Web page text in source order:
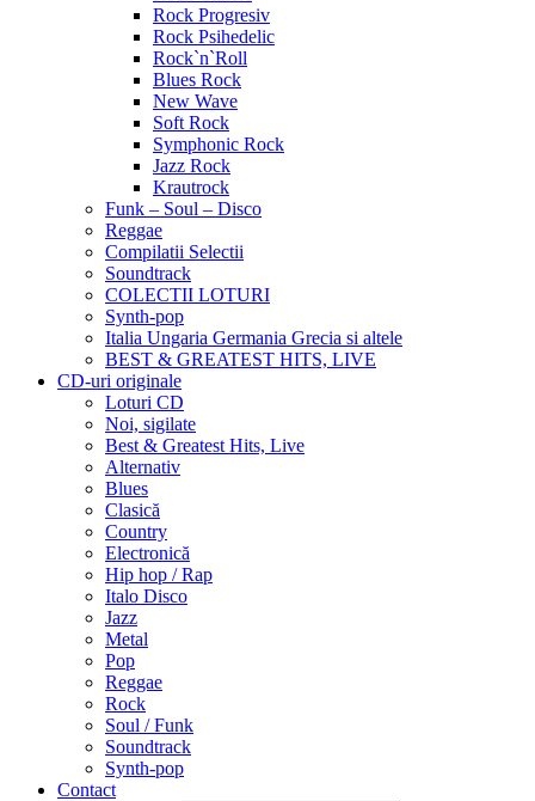
Rock Progresiv
Rock Psihedelic
Rock`n`Roll
Blues Rock
New Wave
Soft Rock
Symphonic Rock
Jazz Rock
Krautrock
Funk – Soul – Disco
Reggae
Compilatii Selectii
Soundtrack
COLECTII LOTURI
Synth-pop
Italia Ungaria Germania Grecia si altele
BEST & GREATEST HITS, LIVE
CD-uri originale
Loturi CD
Noi, sigilate
Best & Greatest Hits, Live
Alternativ
Blues
Clasică
Country
Electronică
Hip hop / Rap
Italo Disco
Jazz
Metal
Pop
Reggae
Rock
Soul / Funk
Soundtrack
Synth-pop
Contact